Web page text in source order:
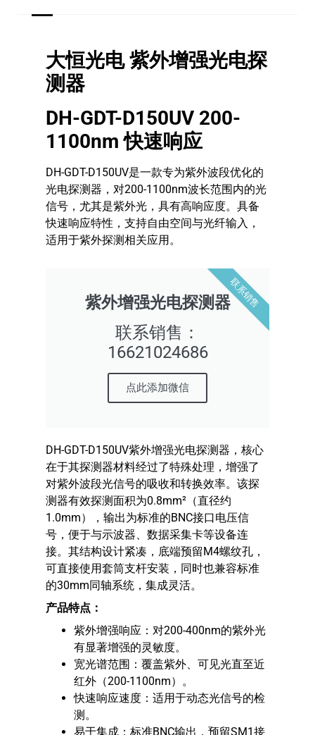
大恒光电 紫外增强光电探
测器
DH-GDT-D150UV 200-
1100nm 快速响应
DH-GDT-D150UV是一款专为紫外波段优化的
光电探测器，对200-1100nm波长范围内的光
信号，尤其是紫外光，具有高响应度。具备
快速响应特性，支持自由空间与光纤输入，
适用于紫外探测相关应用。
紫外增强光电探测器
联系销售：
16621024686
点此添加微信
联系销售
DH-GDT-D150UV紫外增强光电探测器，核心
在于其探测器材料经过了特殊处理，增强了
对紫外波段光信号的吸收和转换效率。该探
测器有效探测面积为0.8mm²（直径约
1.0mm），输出为标准的BNC接口电压信
号，便于与示波器、数据采集卡等设备连
接。其结构设计紧凑，底端预留M4螺纹孔，
可直接使用套筒支杆安装，同时也兼容标准
的30mm同轴系统，集成灵活。
产品特点：
紫外增强响应：对200-400nm的紫外光
有显著增强的灵敏度。
宽光谱范围：覆盖紫外、可见光直至近
红外（200-1100nm）。
快速响应速度：适用于动态光信号的检
测。
易于集成：标准BNC输出，预留SM1接